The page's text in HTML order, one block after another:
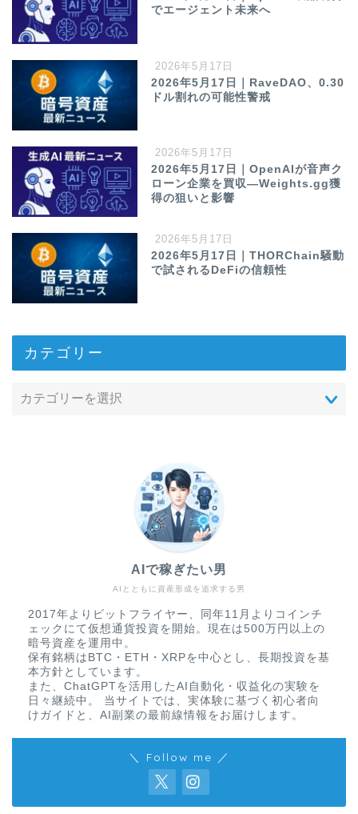
でエージェント未来へ
2026年5月17日
2026年5月17日｜RaveDAO、0.30
ドル割れの可能性警戒
2026年5月17日
2026年5月17日｜OpenAIが音声ク
ローン企業を買収—Weights.gg獲
得の狙いと影響
2026年5月17日
2026年5月17日｜THORChain騒動
で試されるDeFiの信頼性
カテゴリー
AIとともに資産形成を追求する男
AIで稼ぎたい男
2017年よりビットフライヤー、同年11月よりコインチ
ェックにて仮想通貨投資を開始。現在は500万円以上の
暗号資産を運用中。
保有銘柄はBTC・ETH・XRPを中心とし、長期投資を基
本方針としています。
また、ChatGPTを活用したAI自動化・収益化の実験を
日々継続中。 当サイトでは、実体験に基づく初心者向
けガイドと、AI副業の最前線情報をお届けします。
＼ Follow me ／